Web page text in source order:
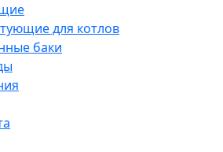
для котлов
баки